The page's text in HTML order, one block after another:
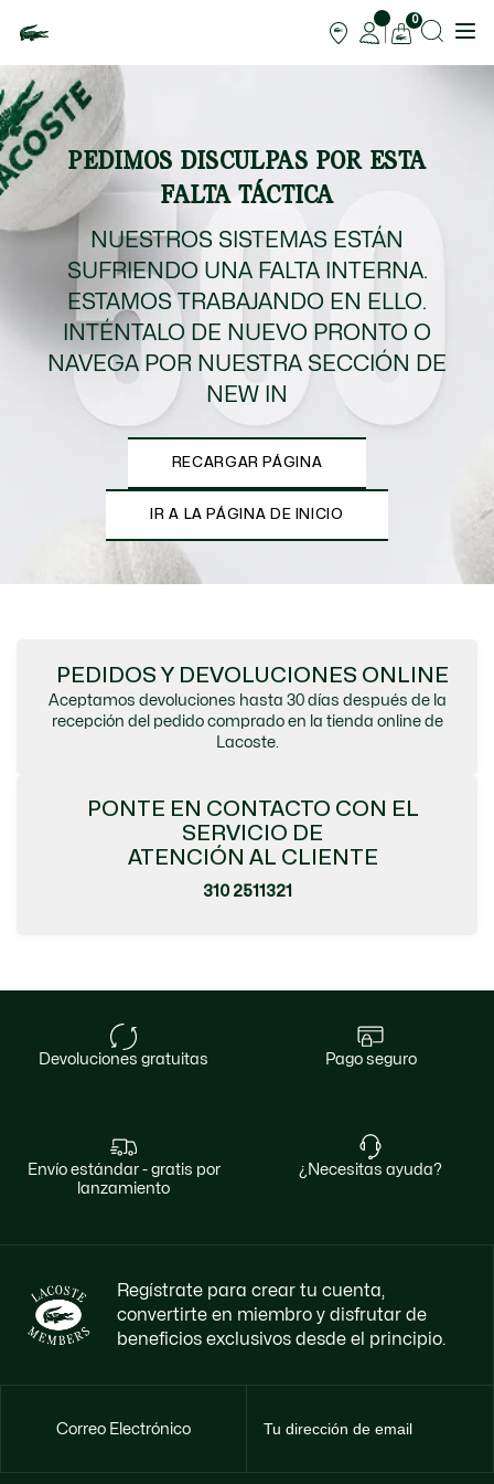
0
PEDIMOS DISCULPAS POR ESTA
FALTA TÁCTICA
NUESTROS SISTEMAS ESTÁN
SUFRIENDO UNA FALTA INTERNA.
ESTAMOS TRABAJANDO EN ELLO.
INTÉNTALO DE NUEVO PRONTO O
NAVEGA POR NUESTRA SECCIÓN DE
NEW IN
RECARGAR PÁGINA
IR A LA PÁGINA DE INICIO
PEDIDOS Y DEVOLUCIONES ONLINE
Aceptamos devoluciones hasta 30 días después de la
recepción del pedido comprado en la tienda online de
Lacoste.
PONTE EN CONTACTO CON EL
SERVICIO DE
ATENCIÓN AL CLIENTE
310 2511321
devoluciones gratuitas pago seguro
envío estándar - gratis por
lanzamiento
¿necesitas ayuda?
Regístrate para crear tu cuenta,
convertirte en miembro y disfrutar de
beneficios exclusivos desde el principio.
Correo Electrónico